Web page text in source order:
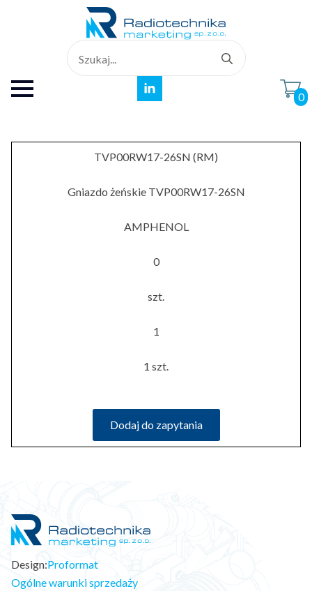
for:
0
TVP00RW17-26SN (RM)
Gniazdo żeńskie TVP00RW17-26SN
AMPHENOL
0
szt.
1
1 szt.
Dodaj do zapytania
Design:Proformat
Ogólne warunki sprzedaży